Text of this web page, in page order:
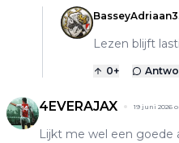
Lezen blijft
0+
4EVERAJAX 19 juni 2026
Lijkt me wel een goede